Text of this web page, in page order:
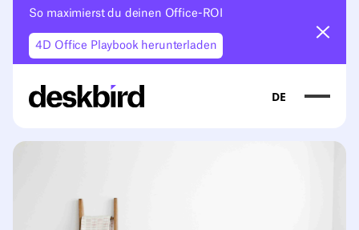
So maximierst du deinen Office-ROI
4D Office Playbook herunterladen
DE